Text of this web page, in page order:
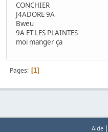
CONCHIER
J4ADORE 9A
Bweu
9A ET LES PLAINTES
moi manger ça
Pages 1
Aide |